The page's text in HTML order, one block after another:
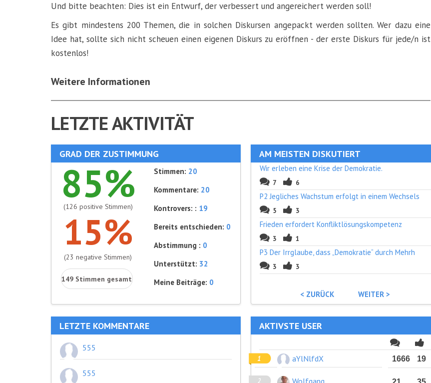
Und bitte beachten: Dies ist ein Entwurf, der verbessert und angereichert werden soll!
Es gibt mindestens 200 Themen, die in solchen Diskursen angepackt werden sollten. Wer dazu eine
Idee hat, sollte sich nicht scheuen einen eigenen Diskurs zu eröffnen - der erste Diskurs für jede/n ist
kostenlos!
Weitere Informationen
LETZTE AKTIVITÄT
GRAD DER ZUSTIMMUNG
85%
(126 positive Stimmen)
15%
(23 negative Stimmen)
149 Stimmen gesamt
Stimmen: 20
Kommentare: 20
Kontrovers: : 19
Bereits entschieden: 0
Abstimmung : 0
Unterstützt: 32
Meine Beiträge: 0
AM MEISTEN DISKUTIERT
Wir erleben eine Krise der Demokratie.
7 6
P2 Jegliches Wachstum erfolgt in einem Wechsels
5 3
Frieden erfordert Konfliktlösungskompetenz
3 1
P3 Der Irrglaube, dass „Demokratie“ durch Mehrh
3 3
< ZURÜCK WEITER >
LETZTE KOMMENTARE
555
555
AKTIVSTE USER
aYlNlfdX 1666 19
Wolfgang